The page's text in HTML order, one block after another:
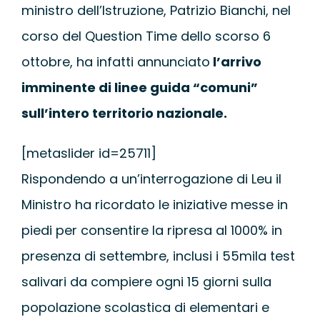
NEWS
ministro dell’Istruzione, Patrizio Bianchi, nel
corso del Question Time dello scorso 6
ottobre, ha infatti annunciato l’arrivo
imminente di linee guida “comuni”
sull’intero territorio nazionale.
[metaslider id=25711]
Rispondendo a un’interrogazione di Leu il
Ministro ha ricordato le iniziative messe in
piedi per consentire la ripresa al 1000% in
presenza di settembre, inclusi i 55mila test
salivari da compiere ogni 15 giorni sulla
popolazione scolastica di elementari e